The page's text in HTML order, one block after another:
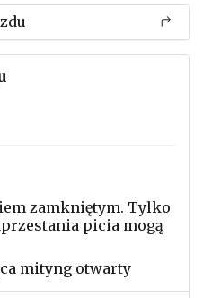
zamkniętym. Tylko
picia mogą
mityng otwarty